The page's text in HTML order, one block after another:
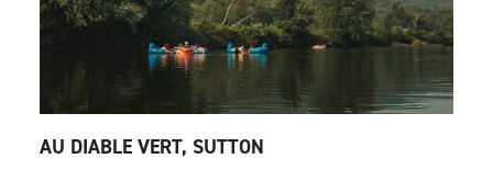
AU DIABLE VERT, SUTTON